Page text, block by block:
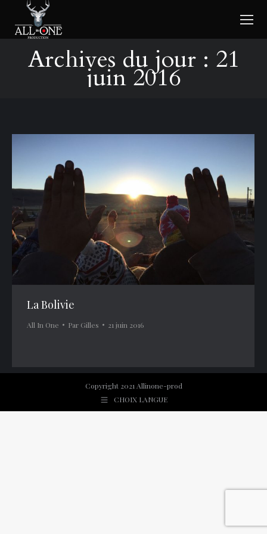
Archives du jour : 21
juin 2016
La Bolivie
All In One Par Gilles 21 juin 2016
Copyright 2021 Allinone-prod
CHOIX LANGUE